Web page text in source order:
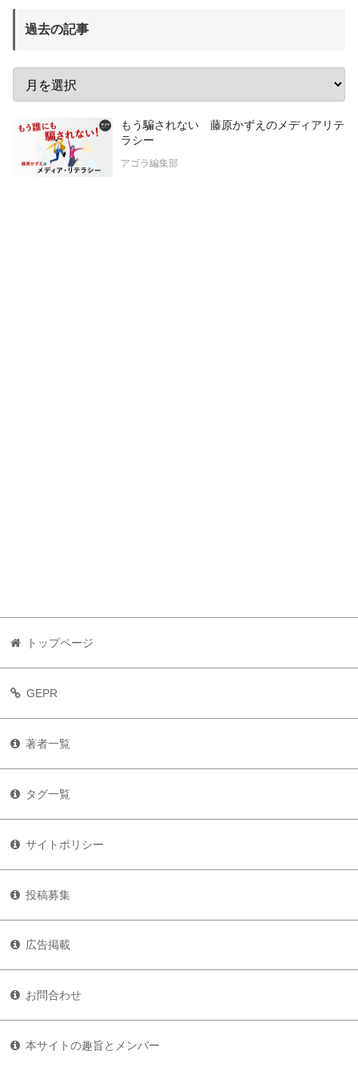
過去の記事
もう騙されない 藤原かずえのメディアリテ
ラシー
アゴラ編集部
トップページ
GEPR
著者一覧
タグ一覧
サイトポリシー
投稿募集
広告掲載
お問合わせ
本サイトの趣旨とメンバー